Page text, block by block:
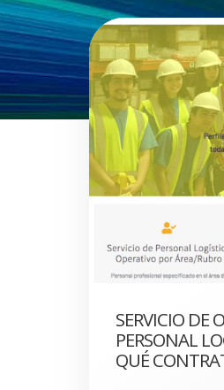
SERVICIO DE
PERSONAL
QUÉ